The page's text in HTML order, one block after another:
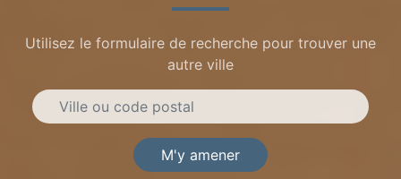
Utilisez le formulaire de recherche pour trouver une
autre ville
M'y amener